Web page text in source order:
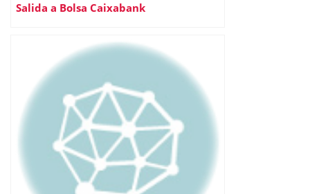
Salida a Bolsa Caixabank